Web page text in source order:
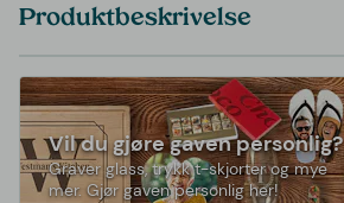
Produktbeskrivelse
Vil du gjøre gaven personlig?
Graver glass, trykk t-skjorter og mye
mer. Gjør gaven personlig her!